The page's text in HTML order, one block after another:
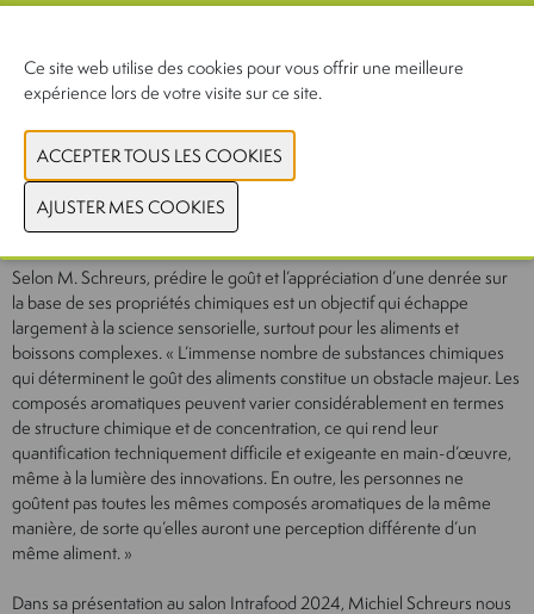
Selon M. Schreurs, prédire le goût et l’appréciation d’une denrée sur
la base de ses propriétés chimiques est un objectif qui échappe
largement à la science sensorielle, surtout pour les aliments et
boissons complexes. « L’immense nombre de substances chimiques
qui déterminent le goût des aliments constitue un obstacle majeur. Les
composés aromatiques peuvent varier considérablement en termes
de structure chimique et de concentration, ce qui rend leur
quantification techniquement difficile et exigeante en main-d’œuvre,
même à la lumière des innovations. En outre, les personnes ne
goûtent pas toutes les mêmes composés aromatiques de la même
manière, de sorte qu’elles auront une perception différente d’un
même aliment. »
Dans sa présentation au salon Intrafood 2024, Michiel Schreurs nous
Ce site web utilise des cookies pour vous offrir une meilleure
expérience lors de votre visite sur ce site.